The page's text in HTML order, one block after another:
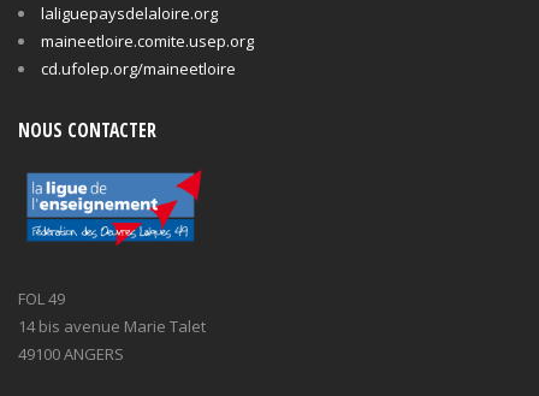
laliguepaysdelaloire.org
maineetloire.comite.usep.org
cd.ufolep.org/maineetloire
NOUS CONTACTER
FOL 49
14 bis avenue Marie Talet
49100 ANGERS